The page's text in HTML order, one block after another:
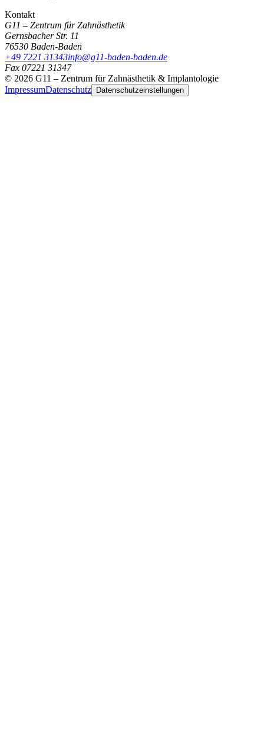
Kontakt
G11 – Zentrum für Zahnästhetik
Gernsbacher Str. 11
76530 Baden-Baden
+49 7221 31343info@g11-baden-baden.de
Fax 07221 31347
© 2026 G11 – Zentrum für Zahnästhetik & Implantologie
ImpressumDatenschutz Datenschutzeinstellungen